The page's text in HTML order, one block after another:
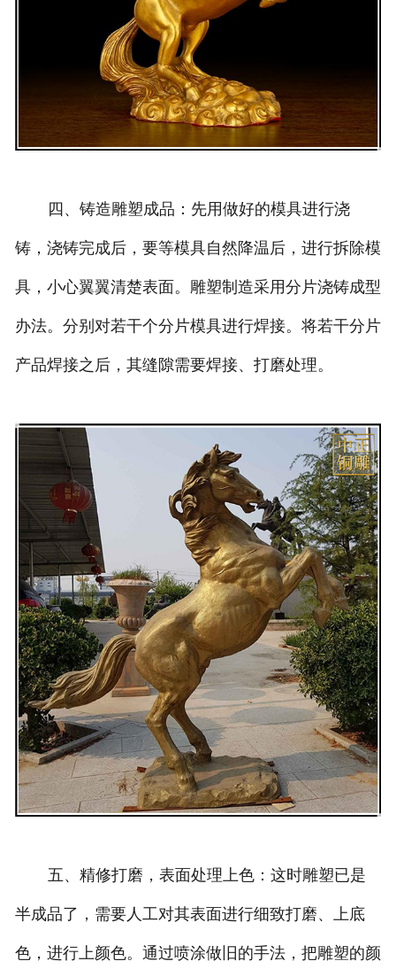
四、铸造雕塑成品：先用做好的模具进行浇
铸，浇铸完成后，要等模具自然降温后，进行拆除模
具，小心翼翼清楚表面。雕塑制造采用分片浇铸成型
办法。分别对若干个分片模具进行焊接。将若干分片
产品焊接之后，其缝隙需要焊接、打磨处理。
五、精修打磨，表面处理上色：这时雕塑已是
半成品了，需要人工对其表面进行细致打磨、上底
色，进行上颜色。通过喷涂做旧的手法，把雕塑的颜